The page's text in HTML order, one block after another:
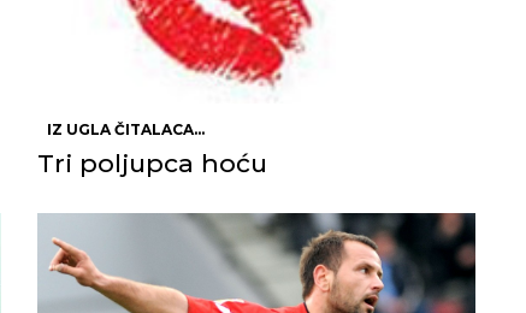
IZ UGLA ČITALACA...
Tri poljupca hoću